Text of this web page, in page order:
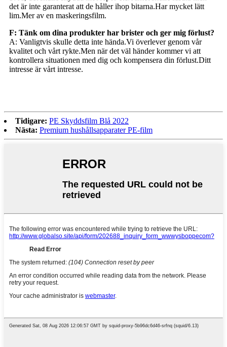
det är inte garanterat att de håller ihop bitarna.Har mycket lätt
lim.Mer av en maskeringsfilm.
F: Tänk om dina produkter har brister och ger mig förlust?
A: Vanligtvis skulle detta inte hända.Vi överlever genom vår
kvalitet och vårt rykte.Men när det väl händer kommer vi att
kontrollera situationen med dig och kompensera din förlust.Ditt
intresse är vårt intresse.
Tidigare: PE Skyddsfilm Blå 2022
Nästa: Premium hushållsapparater PE-film